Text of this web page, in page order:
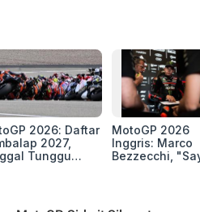
2026: Daftar
2027,
Tunggu
MotoGP 2026
Inggris: Marco
Bezzecchi,